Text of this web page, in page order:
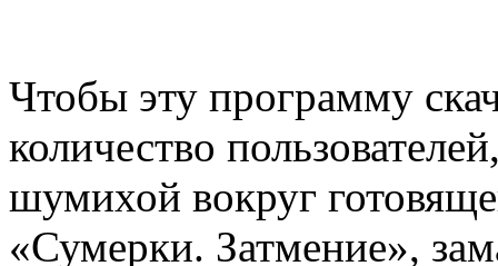
Чтобы эту программу
количество
шумихой вокруг
«Сумерки. Затмение»,